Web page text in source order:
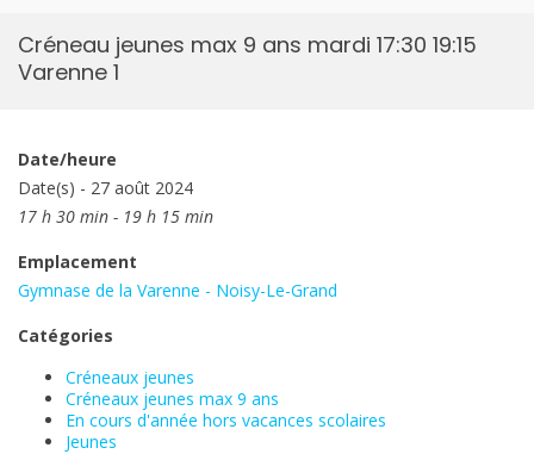
recherche
Créneau jeunes max 9 ans mardi 17:30 19:15
Varenne 1
Date/heure
Date(s) - 27 août 2024
17 h 30 min - 19 h 15 min
Emplacement
Gymnase de la Varenne - Noisy-Le-Grand
Catégories
Créneaux jeunes
Créneaux jeunes max 9 ans
En cours d'année hors vacances scolaires
Jeunes